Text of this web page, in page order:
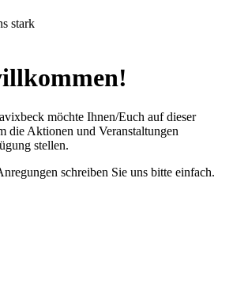
stark
möchte Ihnen/Euch auf dieser
die Aktionen und Veranstaltungen
stellen.
schreiben Sie uns bitte einfach.